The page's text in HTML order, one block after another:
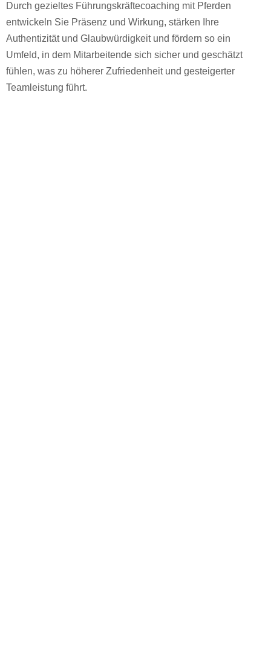
Durch gezieltes Führungskräftecoaching mit Pferden
entwickeln Sie Präsenz und Wirkung, stärken Ihre
Authentizität und Glaubwürdigkeit und fördern so ein
Umfeld, in dem Mitarbeitende sich sicher und geschätzt
fühlen, was zu höherer Zufriedenheit und gesteigerter
Teamleistung führt.